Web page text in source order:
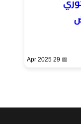
📅 29 Apr 2025